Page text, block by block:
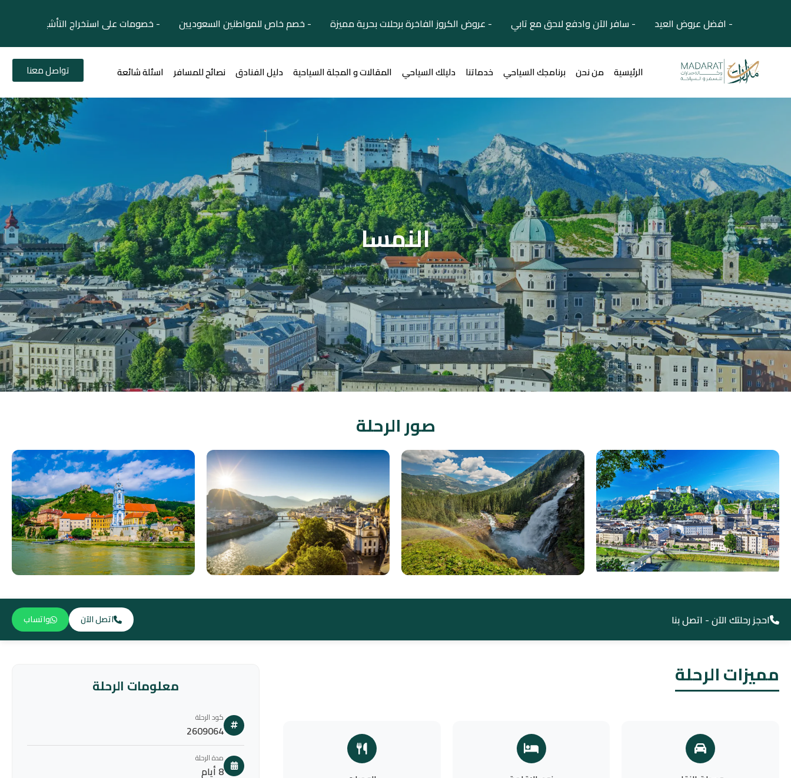
- افضل عروض العيد - سافر الآن وادفع لاحق مع تابي - عروض الكروز الفاخرة برحلات بحرية مميزة - خصم خاص للمواطنين السعوديين - خصومات على استخراج التأشيرات
الرئيسية من نحن برنامجك السياحي خدماتنا دليلك السياحي المقالات و المجلة السياحية دليل الفنادق نصائح للمسافر اسئلة شائعة تواصل معنا
النمسا
صور الرحلة
احجز رحلتك الآن - اتصل بنا اتصل الآن واتساب
مميزات الرحلة معلومات الرحلة
كود الرحلة
2609064
مدة الرحلة
8 أيام